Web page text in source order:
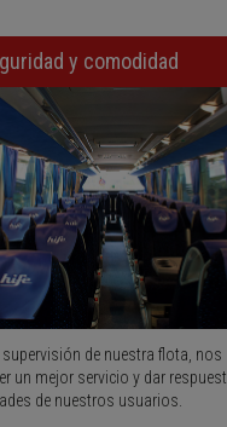
y comodidad
supervisión de nuestra flota, nos
un mejor servicio y dar
de nuestros usuarios.